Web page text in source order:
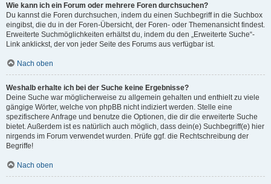
Wie kann ich ein Forum oder mehrere Foren durchsuchen?
Du kannst die Foren durchsuchen, indem du einen Suchbegriff in die Suchbox
eingibst, die du in der Foren-Übersicht, der Foren- oder Themenansicht findest.
Erweiterte Suchmöglichkeiten erhältst du, indem du den „Erweiterte Suche“-
Link anklickst, der von jeder Seite des Forums aus verfügbar ist.
Nach oben
Weshalb erhalte ich bei der Suche keine Ergebnisse?
Deine Suche war möglicherweise zu allgemein gehalten und enthielt zu viele
gängige Wörter, welche von phpBB nicht indiziert werden. Stelle eine
spezifischere Anfrage und benutze die Optionen, die dir die erweiterte Suche
bietet. Außerdem ist es natürlich auch möglich, dass dein(e) Suchbegriff(e) hier
nirgends im Forum verwendet wurden. Prüfe ggf. die Rechtschreibung der
Begriffe!
Nach oben